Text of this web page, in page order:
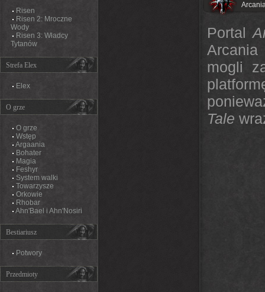
Risen
Risen 2: Mroczne
Wody
Risen 3: Władcy
Tytanów
Strefa Elex
Elex
O grze
O grze
Wstęp
Argaania
Bohater
Magia
Feshyr
System walki
Towarzysze
Orkowie
Rhobar
Ahn'Bael i Ahn'Nosiri
Bestiariusz
Potwory
Przedmioty
Portal
Arcania
mogli
Tale